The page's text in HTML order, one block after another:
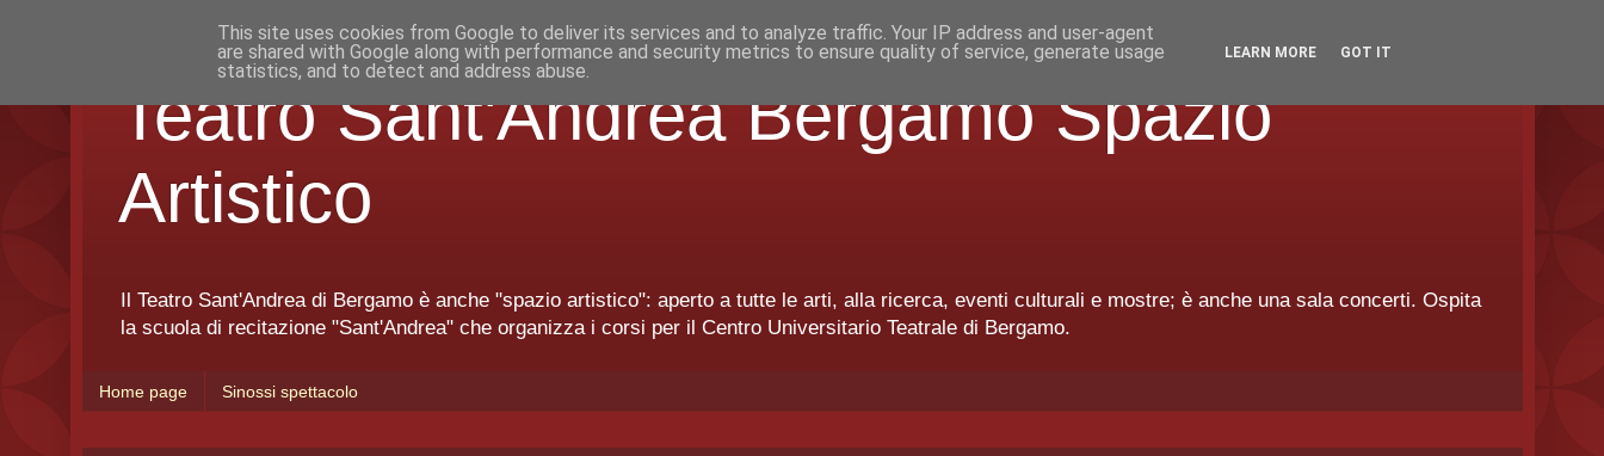
Teatro Sant'Andrea Bergamo Spazio
Artistico
Il Teatro Sant'Andrea di Bergamo è anche "spazio artistico": aperto a tutte le arti, alla ricerca, eventi culturali e mostre; è anche una sala concerti. Ospita
la scuola di recitazione "Sant'Andrea" che organizza i corsi per il Centro Universitario Teatrale di Bergamo.
Home page Sinossi spettacolo
This site uses cookies from Google to deliver its services and to analyze traffic. Your IP address and user-agent
are shared with Google along with performance and security metrics to ensure quality of service, generate usage
statistics, and to detect and address abuse.
LEARN MORE GOT IT